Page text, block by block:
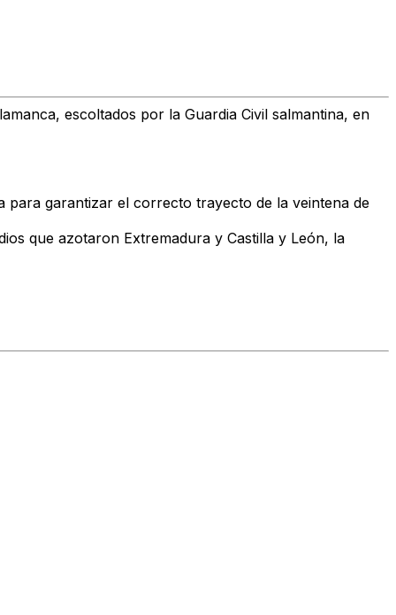
escoltados por la Guardia Civil salmantina, en
para garantizar el correcto trayecto de la veintena de
que azotaron Extremadura y Castilla y León, la